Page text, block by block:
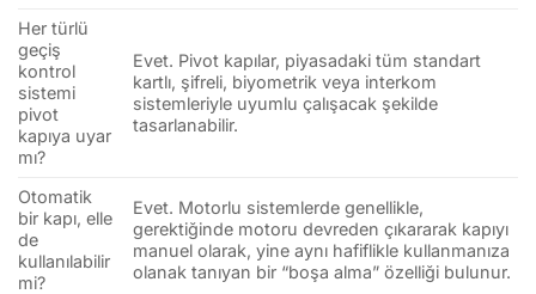
Her türlü
geçiş
kontrol
sistemi
pivot
kapıya uyar
mı?
Evet. Pivot kapılar, piyasadaki tüm standart
kartlı, şifreli, biyometrik veya interkom
sistemleriyle uyumlu çalışacak şekilde
tasarlanabilir.
Otomatik
bir kapı, elle
de
kullanılabilir
mi?
Evet. Motorlu sistemlerde genellikle,
gerektiğinde motoru devreden çıkararak kapıyı
manuel olarak, yine aynı hafiflikle kullanmanıza
olanak tanıyan bir “boşa alma” özelliği bulunur.